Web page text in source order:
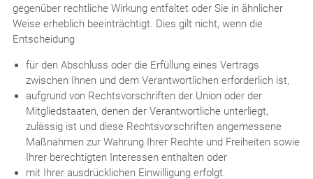
gegenüber rechtliche Wirkung entfaltet oder Sie in ähnlicher
Weise erheblich beeinträchtigt. Dies gilt nicht, wenn die
Entscheidung
für den Abschluss oder die Erfüllung eines Vertrags
zwischen Ihnen und dem Verantwortlichen erforderlich ist,
aufgrund von Rechtsvorschriften der Union oder der
Mitgliedstaaten, denen der Verantwortliche unterliegt,
zulässig ist und diese Rechtsvorschriften angemessene
Maßnahmen zur Wahrung Ihrer Rechte und Freiheiten sowie
Ihrer berechtigten Interessen enthalten oder
mit Ihrer ausdrücklichen Einwilligung erfolgt.